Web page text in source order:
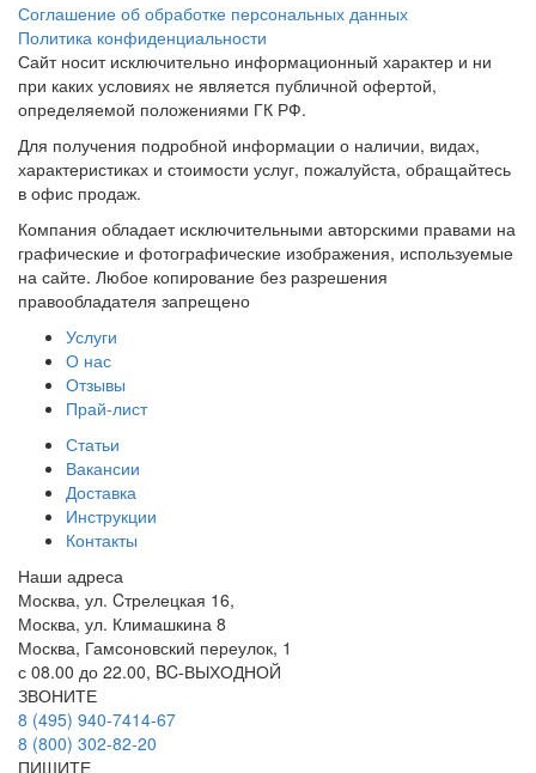
Соглашение об обработке персональных данных
Политика конфиденциальности
Сайт носит исключительно информационный характер и ни
при каких условиях не является публичной офертой,
определяемой положениями ГК РФ.
Для получения подробной информации о наличии, видах,
характеристиках и стоимости услуг, пожалуйста, обращайтесь
в офис продаж.
Компания обладает исключительными авторскими правами на
графические и фотографические изображения, используемые
на сайте. Любое копирование без разрешения
правообладателя запрещено
Услуги
О нас
Отзывы
Прай-лист
Статьи
Вакансии
Доставка
Инструкции
Контакты
Наши адреса
Москва, ул. Cтрелецкая 16,
Москва, ул. Климашкина 8
Москва, Гамсоновский переулок, 1
с 08.00 до 22.00, BC-ВЫХОДНОЙ
ЗВОНИТЕ
8 (495) 940-7414-67
8 (800) 302-82-20
ПИШИТЕ